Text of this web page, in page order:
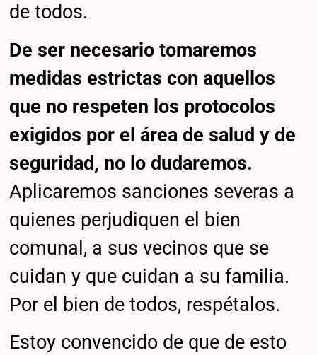
de todos.
De ser necesario tomaremos
medidas estrictas con aquellos
que no respeten los protocolos
exigidos por el área de salud y de
seguridad, no lo dudaremos.
Aplicaremos sanciones severas a
quienes perjudiquen el bien
comunal, a sus vecinos que se
cuidan y que cuidan a su familia.
Por el bien de todos, respétalos.
Estoy convencido de que de esto